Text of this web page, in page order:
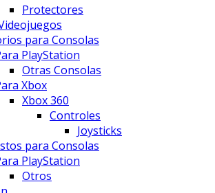
Protectores
para Consolas
PlayStation
Otras Consolas
Xbox
Xbox 360
Controles
Joysticks
para Consolas
PlayStation
Otros